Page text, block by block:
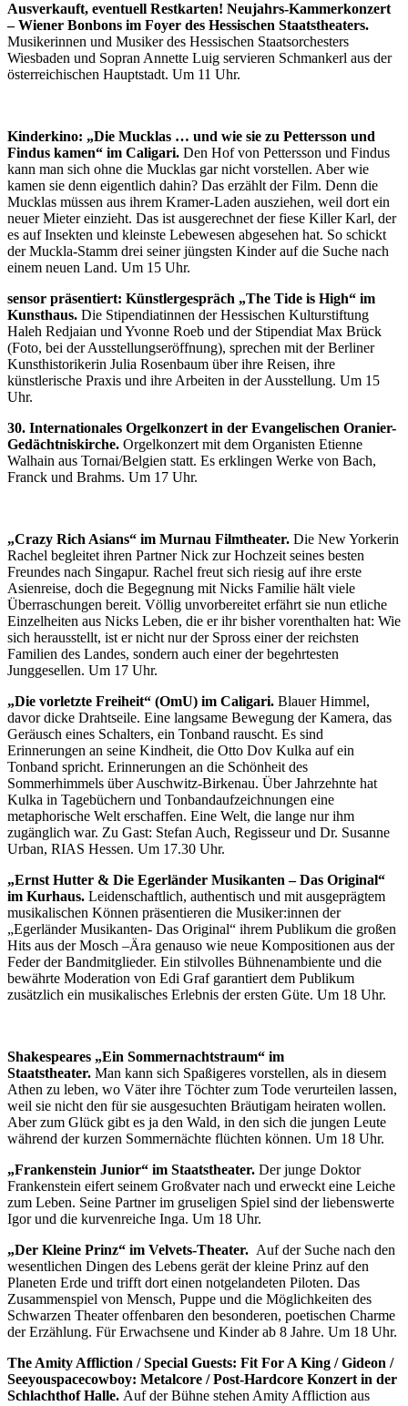
Ausverkauft, eventuell Restkarten! Neujahrs-Kammerkonzert
– Wiener Bonbons im Foyer des Hessischen Staatstheaters.
Musikerinnen und Musiker des Hessischen Staatsorchesters
Wiesbaden und Sopran Annette Luig servieren Schmankerl aus der
österreichischen Hauptstadt. Um 11 Uhr.
Kinderkino: „Die Mucklas … und wie sie zu Pettersson und
Findus kamen“ im Caligari. Den Hof von Pettersson und Findus
kann man sich ohne die Mucklas gar nicht vorstellen. Aber wie
kamen sie denn eigentlich dahin? Das erzählt der Film. Denn die
Mucklas müssen aus ihrem Kramer-Laden ausziehen, weil dort ein
neuer Mieter einzieht. Das ist ausgerechnet der fiese Killer Karl, der
es auf Insekten und kleinste Lebewesen abgesehen hat. So schickt
der Muckla-Stamm drei seiner jüngsten Kinder auf die Suche nach
einem neuen Land. Um 15 Uhr.
sensor präsentiert: Künstlergespräch „The Tide is High“ im
Kunsthaus. Die Stipendiatinnen der Hessischen Kulturstiftung
Haleh Redjaian und Yvonne Roeb und der Stipendiat Max Brück
(Foto, bei der Ausstellungseröffnung), sprechen mit der Berliner
Kunsthistorikerin Julia Rosenbaum über ihre Reisen, ihre
künstlerische Praxis und ihre Arbeiten in der Ausstellung. Um 15
Uhr.
30. Internationales Orgelkonzert in der Evangelischen Oranier-
Gedächtniskirche. Orgelkonzert mit dem Organisten Etienne
Walhain aus Tornai/Belgien statt. Es erklingen Werke von Bach,
Franck und Brahms. Um 17 Uhr.
„Crazy Rich Asians“ im Murnau Filmtheater. Die New Yorkerin
Rachel begleitet ihren Partner Nick zur Hochzeit seines besten
Freundes nach Singapur. Rachel freut sich riesig auf ihre erste
Asienreise, doch die Begegnung mit Nicks Familie hält viele
Überraschungen bereit. Völlig unvorbereitet erfährt sie nun etliche
Einzelheiten aus Nicks Leben, die er ihr bisher vorenthalten hat: Wie
sich herausstellt, ist er nicht nur der Spross einer der reichsten
Familien des Landes, sondern auch einer der begehrtesten
Junggesellen. Um 17 Uhr.
„Die vorletzte Freiheit“ (OmU) im Caligari. Blauer Himmel,
davor dicke Drahtseile. Eine langsame Bewegung der Kamera, das
Geräusch eines Schalters, ein Tonband rauscht. Es sind
Erinnerungen an seine Kindheit, die Otto Dov Kulka auf ein
Tonband spricht. Erinnerungen an die Schönheit des
Sommerhimmels über Auschwitz-Birkenau. Über Jahrzehnte hat
Kulka in Tagebüchern und Tonbandaufzeichnungen eine
metaphorische Welt erschaffen. Eine Welt, die lange nur ihm
zugänglich war. Zu Gast: Stefan Auch, Regisseur und Dr. Susanne
Urban, RIAS Hessen. Um 17.30 Uhr.
„Ernst Hutter & Die Egerländer Musikanten – Das Original“
im Kurhaus. Leidenschaftlich, authentisch und mit ausgeprägtem
musikalischen Können präsentieren die Musiker:innen der
„Egerländer Musikanten- Das Original“ ihrem Publikum die großen
Hits aus der Mosch –Ära genauso wie neue Kompositionen aus der
Feder der Bandmitglieder. Ein stilvolles Bühnenambiente und die
bewährte Moderation von Edi Graf garantiert dem Publikum
zusätzlich ein musikalisches Erlebnis der ersten Güte. Um 18 Uhr.
Shakespeares „Ein Sommernachtstraum“ im
Staatstheater. Man kann sich Spaßigeres vorstellen, als in diesem
Athen zu leben, wo Väter ihre Töchter zum Tode verurteilen lassen,
weil sie nicht den für sie ausgesuchten Bräutigam heiraten wollen.
Aber zum Glück gibt es ja den Wald, in den sich die jungen Leute
während der kurzen Sommernächte flüchten können. Um 18 Uhr.
„Frankenstein Junior“ im Staatstheater. Der junge Doktor
Frankenstein eifert seinem Großvater nach und erweckt eine Leiche
zum Leben. Seine Partner im gruseligen Spiel sind der liebenswerte
Igor und die kurvenreiche Inga. Um 18 Uhr.
„Der Kleine Prinz“ im Velvets-Theater. Auf der Suche nach den
wesentlichen Dingen des Lebens gerät der kleine Prinz auf den
Planeten Erde und trifft dort einen notgelandeten Piloten. Das
Zusammenspiel von Mensch, Puppe und die Möglichkeiten des
Schwarzen Theater offenbaren den besonderen, poetischen Charme
der Erzählung. Für Erwachsene und Kinder ab 8 Jahre. Um 18 Uhr.
The Amity Affliction / Special Guests: Fit For A King / Gideon /
Seeyouspacecowboy: Metalcore / Post-Hardcore Konzert in der
Schlachthof Halle. Auf der Bühne stehen Amity Affliction aus